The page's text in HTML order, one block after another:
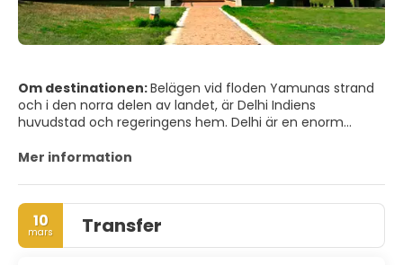
Om destinationen:Belägen vid floden Yamunas strand
och i den norra delen av landet, är Delhi Indiens
huvudstad och regeringens hem. Delhi är en enorm
sätt är essensen av det moderna Indien, har staden på
monument, arkeologiska platser och viktiga lämningar
och anses vara en av de äldsta existerande städerna i
världen.
Mer information
10
mars Transfer